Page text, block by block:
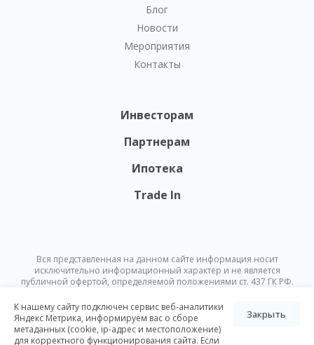
Блог
Новости
Мероприятия
Контакты
Инвесторам
Партнерам
Ипотека
Trade In
Вся представленная на данном сайте информация носит
исключительно информационный характер и не является
публичной офертой, определяемой положениями ст. 437 ГК РФ.
изменена в любое время без предварительного уведомления.
© Nikoliers 2026
К нашему сайту подключен сервис веб-аналитики
Яндекс Метрика, информируем вас о сборе
метаданных (cookie, ip-адрес и местоположение)
для корректного функционирования сайта. Если
Закрыть